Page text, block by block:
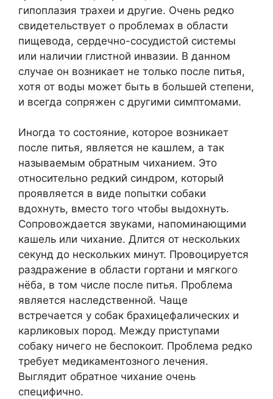
гипоплазия трахеи и другие. Очень редко
свидетельствует о проблемах в области
пищевода, сердечно-сосудистой системы
или наличии глистной инвазии. В данном
случае он возникает не только после питья,
хотя от воды может быть в большей степени,
и всегда сопряжен с другими симптомами.
Иногда то состояние, которое возникает
после питья, является не кашлем, а так
называемым обратным чиханием. Это
относительно редкий синдром, который
проявляется в виде попытки собаки
вдохнуть, вместо того чтобы выдохнуть.
Сопровождается звуками, напоминающими
кашель или чихание. Длится от нескольких
секунд до нескольких минут. Провоцируется
раздражение в области гортани и мягкого
нёба, в том числе после питья. Проблема
является наследственной. Чаще
встречается у собак брахицефалических и
карликовых пород. Между приступами
собаку ничего не беспокоит. Проблема редко
требует медикаментозного лечения.
Выглядит обратное чихание очень
специфично.